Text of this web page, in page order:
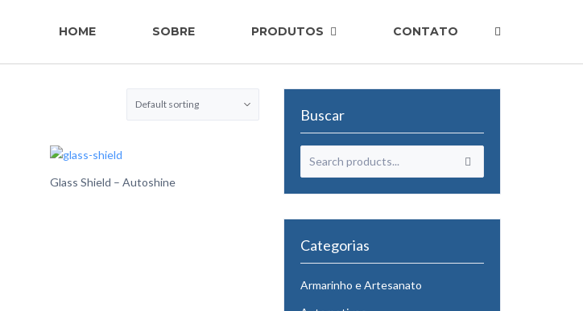
HOME SOBRE PRODUTOS CONTATO
Glass Shield – Autoshine
Buscar
Categorias
Armarinho e Artesanato